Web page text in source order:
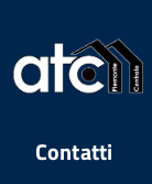
Contatti